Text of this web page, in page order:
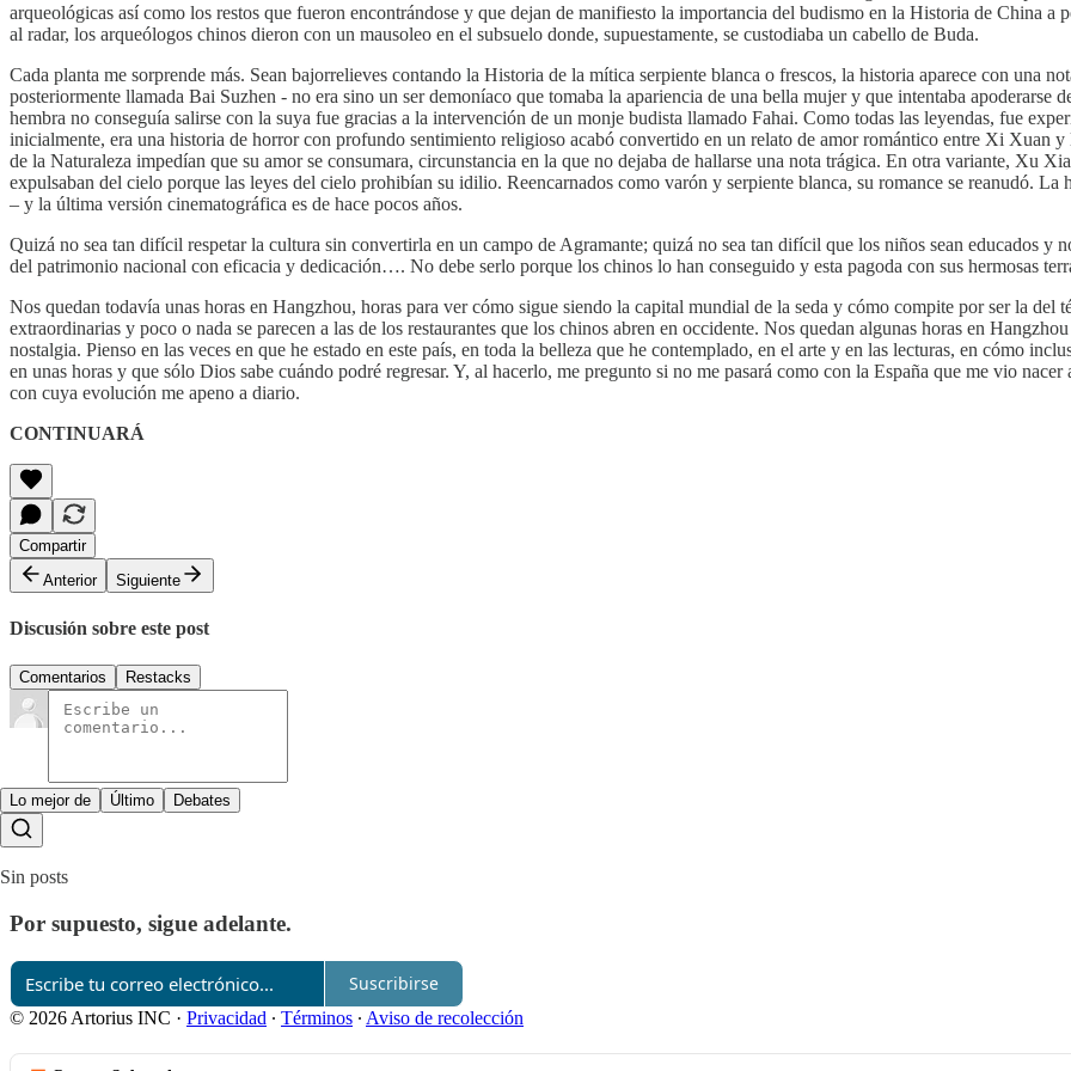
arqueológicas así como los restos que fueron encontrándose y que dejan de manifiesto la importancia del budismo en la Historia de China
al radar, los arqueólogos chinos dieron con un mausoleo en el subsuelo donde, supuestamente, se custodiaba un cabello de Buda.
Cada planta me sorprende más. Sean bajorrelieves contando la Historia de la mítica serpiente blanca o frescos, la historia aparece con una
posteriormente llamada Bai Suzhen - no era sino un ser demoníaco que tomaba la apariencia de una bella mujer y que intentaba
hembra no conseguía salirse con la suya fue gracias a la intervención de un monje budista llamado Fahai. Como todas las leyendas, fue
inicialmente, era una historia de horror con profundo sentimiento religioso acabó convertido en un relato de amor romántico entre Xi Xuan y
de la Naturaleza impedían que su amor se consumara, circunstancia en la que no dejaba de hallarse una nota trágica. En otra variante, Xu
expulsaban del cielo porque las leyes del cielo prohibían su idilio. Reencarnados como varón y serpiente blanca, su romance se reanudó. La
– y la última versión cinematográfica es de hace pocos años.
Quizá no sea tan difícil respetar la cultura sin convertirla en un campo de Agramante; quizá no sea tan difícil que los niños sean educados
del patrimonio nacional con eficacia y dedicación…. No debe serlo porque los chinos lo han conseguido y esta pagoda con sus hermosas
Nos quedan todavía unas horas en Hangzhou, horas para ver cómo sigue siendo la capital mundial de la seda y cómo compite por ser la del
extraordinarias y poco o nada se parecen a las de los restaurantes que los chinos abren en occidente. Nos quedan algunas horas en
nostalgia. Pienso en las veces en que he estado en este país, en toda la belleza que he contemplado, en el arte y en las lecturas, en cómo
en unas horas y que sólo Dios sabe cuándo podré regresar. Y, al hacerlo, me pregunto si no me pasará como con la España que me vio
con cuya evolución me apeno a diario.
CONTINUARÁ
Compartir
Anterior
Siguiente
Discusión sobre este post
Comentarios Restacks
Lo mejor de Último Debates
Sin posts
Por supuesto, sigue adelante.
Suscribirse
© 2026 Artorius INC · Privacidad ∙ Términos ∙ Aviso de recolección